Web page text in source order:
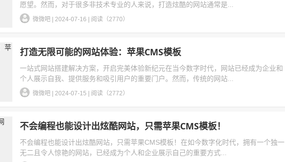
愿望。然而，对于很多非技术专业的人来说，打造炫酷的网站通常是...
微微吧 2024-07-16 阅读（2770）
打造无限可能的网站体验：苹果CMS模板
一站式网站搭建解决方案，开启完美体验新纪元在当今数字时代，网站已经成为企业和
个人展示自我、提供服务和吸引用户的重要门户。然而，传统的网站...
微微吧 2024-07-15 阅读（2772）
不会编程也能设计出炫酷网站，只需苹果CMS模板！
不会编程也能设计出炫酷网站，只需苹果CMS模板！在如今数字化时代，拥有一个独一
无二且令人惊艳的网站，已经成为个人和企业展示自己的重要方式...